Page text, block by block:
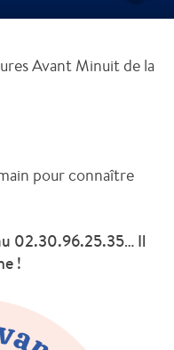
Avant Minuit de la
pour connaître
02.30.96.25.35… Il
!